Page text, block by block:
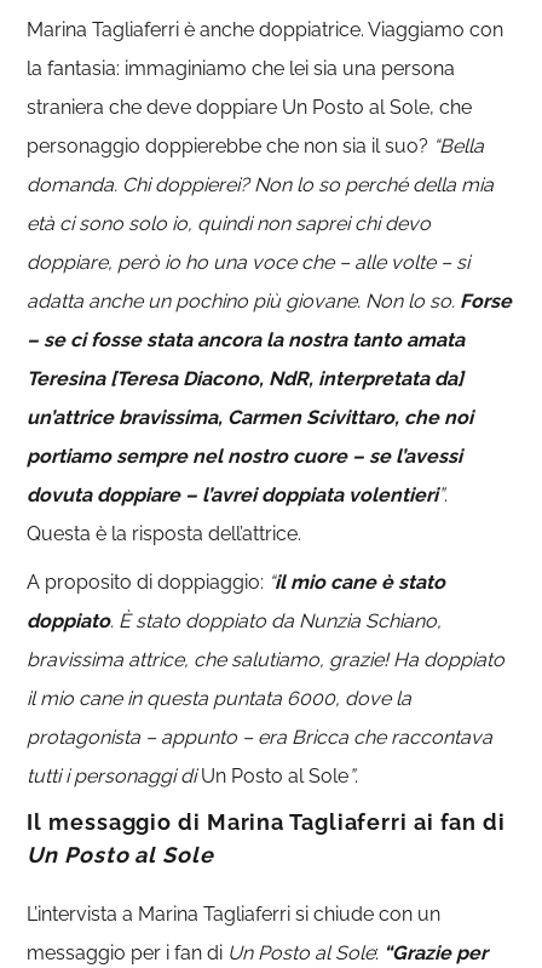
Marina Tagliaferri è anche doppiatrice. Viaggiamo con
la fantasia: immaginiamo che lei sia una persona
straniera che deve doppiare Un Posto al Sole, che
personaggio doppierebbe che non sia il suo? “Bella
domanda. Chi doppierei? Non lo so perché della mia
età ci sono solo io, quindi non saprei chi devo
doppiare, però io ho una voce che – alle volte – si
adatta anche un pochino più giovane. Non lo so. Forse
– se ci fosse stata ancora la nostra tanto amata
Teresina [Teresa Diacono, NdR, interpretata da]
un’attrice bravissima, Carmen Scivittaro, che noi
portiamo sempre nel nostro cuore – se l’avessi
dovuta doppiare – l’avrei doppiata volentieri”.
Questa è la risposta dell’attrice.
A proposito di doppiaggio: “il mio cane è stato
doppiato. È stato doppiato da Nunzia Schiano,
bravissima attrice, che salutiamo, grazie! Ha doppiato
il mio cane in questa puntata 6000, dove la
protagonista – appunto – era Bricca che raccontava
tutti i personaggi diUn Posto al Sole”.
Il messaggio di Marina Tagliaferri ai fan di
Un Posto al Sole
L’intervista a Marina Tagliaferri si chiude con un
messaggio per i fan di Un Posto al Sole: “Grazie per